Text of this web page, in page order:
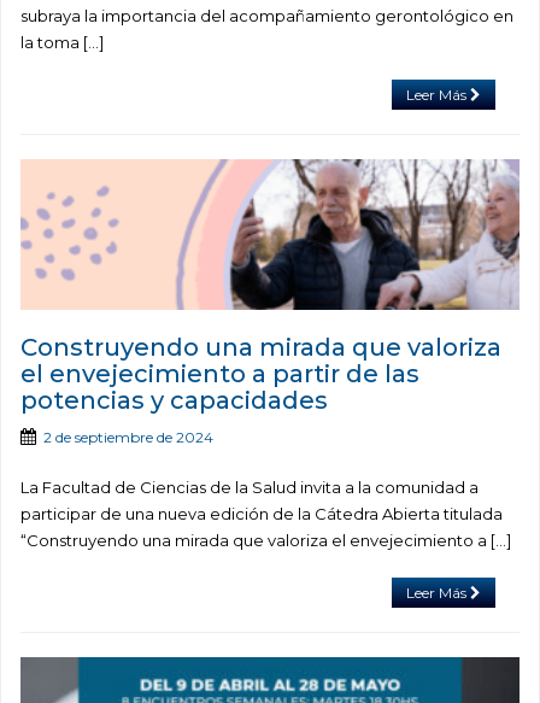
subraya la importancia del acompañamiento gerontológico en
la toma […]
Leer Más
Construyendo una mirada que valoriza
el envejecimiento a partir de las
potencias y capacidades
2 de septiembre de 2024
La Facultad de Ciencias de la Salud invita a la comunidad a
participar de una nueva edición de la Cátedra Abierta titulada
“Construyendo una mirada que valoriza el envejecimiento a […]
Leer Más